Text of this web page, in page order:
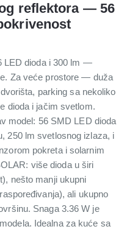
reflektora — 56
LED dioda i 300 lm —
Za veće prostore — duža
parking sa nekoliko
dioda i jačim svetlom.
model: 56 SMD LED dioda
250 lm svetlosnog izlaza, i
pokreta i solarnim
više dioda u širi
nešto manji ukupni
ali ukupno
Snaga 3.36 W je
Idealna za kuće sa